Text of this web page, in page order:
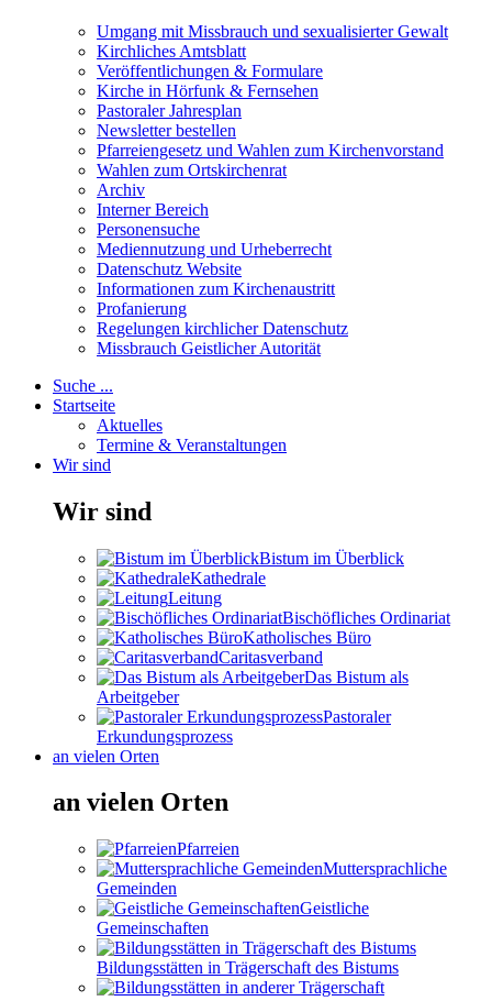
Umgang mit Missbrauch und sexualisierter Gewalt
Kirchliches Amtsblatt
Veröffentlichungen & Formulare
Kirche in Hörfunk & Fernsehen
Pastoraler Jahresplan
Newsletter bestellen
Pfarreiengesetz und Wahlen zum Kirchenvorstand
Wahlen zum Ortskirchenrat
Archiv
Interner Bereich
Personensuche
Mediennutzung und Urheberrecht
Datenschutz Website
Informationen zum Kirchenaustritt
Profanierung
Regelungen kirchlicher Datenschutz
Missbrauch Geistlicher Autorität
Suche ...
Startseite
Aktuelles
Termine & Veranstaltungen
Wir sind
Wir sind
Bistum im Überblick
Kathedrale
Leitung
Bischöfliches Ordinariat
Katholisches Büro
Caritasverband
Das Bistum als
Arbeitgeber
Pastoraler
Erkundungsprozess
an vielen Orten
an vielen Orten
Pfarreien
Muttersprachliche
Gemeinden
Geistliche
Gemeinschaften
Bildungsstätten in Trägerschaft des Bistums